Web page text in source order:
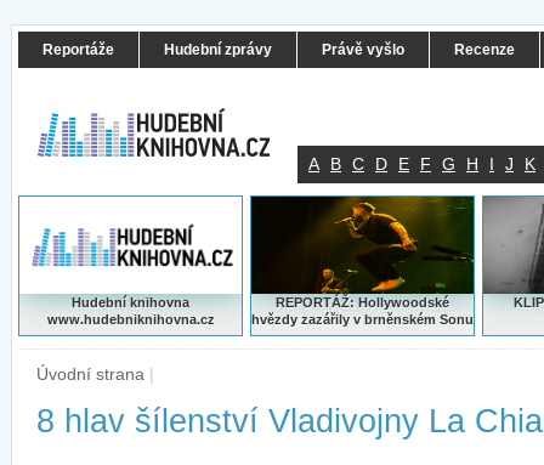
Reportáže Hudební zprávy Právě vyšlo Recenze
A B C D E F G H I J K
Hudební knihovna
www.hudebniknihovna.cz
REPORTÁŽ: Hollywoodské
hvězdy zazářily v brněnském Sonu
Úvodní strana |
8 hlav šílenství Vladivojny La Chia